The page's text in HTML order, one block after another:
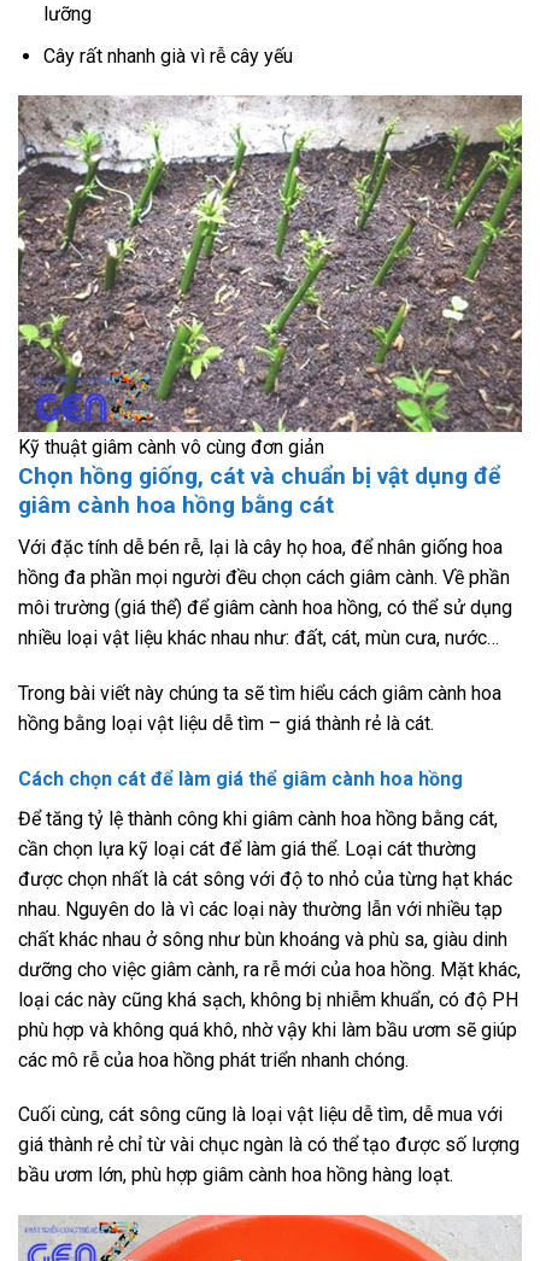
lưỡng
Cây rất nhanh già vì rễ cây yếu
Kỹ thuật giâm cành vô cùng đơn giản
Chọn hồng giống, cát và chuẩn bị vật dụng để
giâm cành hoa hồng bằng cát
Với đặc tính dễ bén rễ, lại là cây họ hoa, để nhân giống hoa
hồng đa phần mọi người đều chọn cách giâm cành. Về phần
môi trường (giá thể) để giâm cành hoa hồng, có thể sử dụng
nhiều loại vật liệu khác nhau như: đất, cát, mùn cưa, nước…
Trong bài viết này chúng ta sẽ tìm hiểu cách giâm cành hoa
hồng bằng loại vật liệu dễ tìm – giá thành rẻ là cát.
Cách chọn cát để làm giá thể giâm cành hoa hồng
Để tăng tỷ lệ thành công khi giâm cành hoa hồng bằng cát,
cần chọn lựa kỹ loại cát để làm giá thể. Loại cát thường
được chọn nhất là cát sông với độ to nhỏ của từng hạt khác
nhau. Nguyên do là vì các loại này thường lẫn với nhiều tạp
chất khác nhau ở sông như bùn khoáng và phù sa, giàu dinh
dưỡng cho việc giâm cành, ra rễ mới của hoa hồng. Mặt khác,
loại các này cũng khá sạch, không bị nhiễm khuẩn, có độ PH
phù hợp và không quá khô, nhờ vậy khi làm bầu ươm sẽ giúp
các mô rễ của hoa hồng phát triển nhanh chóng.
Cuối cùng, cát sông cũng là loại vật liệu dễ tìm, dễ mua với
giá thành rẻ chỉ từ vài chục ngàn là có thể tạo được số lượng
bầu ươm lớn, phù hợp giâm cành hoa hồng hàng loạt.